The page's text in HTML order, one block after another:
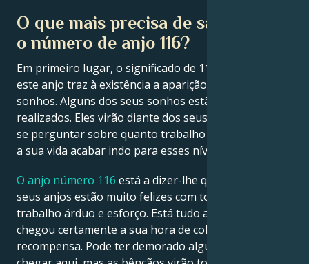
O que mais precisa de saber sobre
o número de anjo 116?
Em primeiro lugar, o significado de 116 indica que
este anjo traz à existência a aparição dos seus
sonhos. Alguns dos seus sonhos estão prestes a ser
realizados. Eles virão diante dos seus olhos e você vai
se perguntar sobre quanto trabalho contribuiu para
a sua vida acabar indo para esses níveis.
O anjo número 116 está a dizer-lhe que o Divino e os
seus anjos estão muito felizes com todo o seu
trabalho árduo e esforço. Está tudo a dar frutos e
chegou certamente a sua hora de colher a sua
recompensa. Pode ter demorado algum tempo a